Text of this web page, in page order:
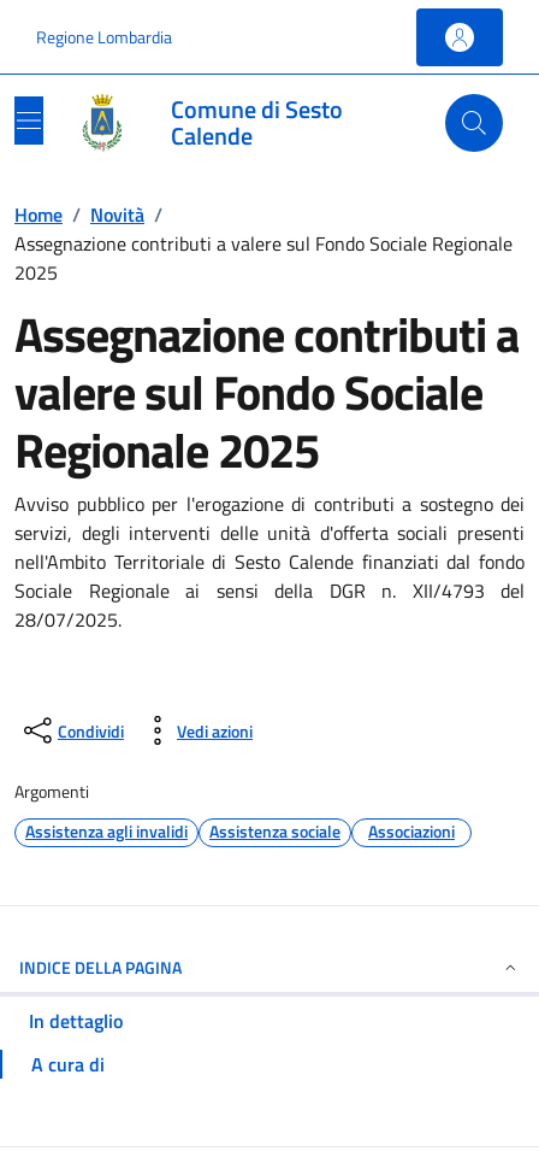
Regione Lombardia
Comune di Sesto
Calende
Home / Novità /
Assegnazione contributi a valere sul Fondo Sociale Regionale
2025
Assegnazione contributi a
valere sul Fondo Sociale
Regionale 2025
Avviso pubblico per l'erogazione di contributi a sostegno dei
servizi, degli interventi delle unità d'offerta sociali presenti
nell'Ambito Territoriale di Sesto Calende finanziati dal fondo
Sociale Regionale ai sensi della DGR n. XII/4793 del
28/07/2025.
Condividi Vedi azioni
Argomenti
Assistenza agli invalidi
Assistenza sociale Associazioni
INDICE DELLA PAGINA
In dettaglio
A cura di